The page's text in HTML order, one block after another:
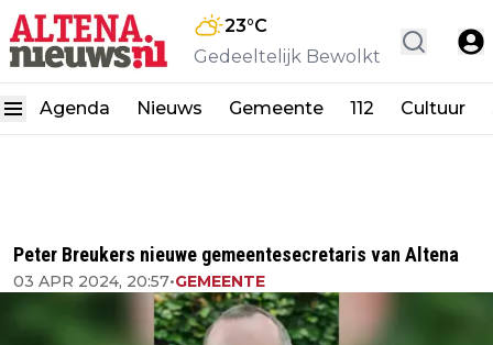
23°C
Gedeeltelijk Bewolkt
Agenda Nieuws Gemeente 112 Cultuur
Peter Breukers nieuwe gemeentesecretaris van Altena
03 APR 2024, 20:57•GEMEENTE